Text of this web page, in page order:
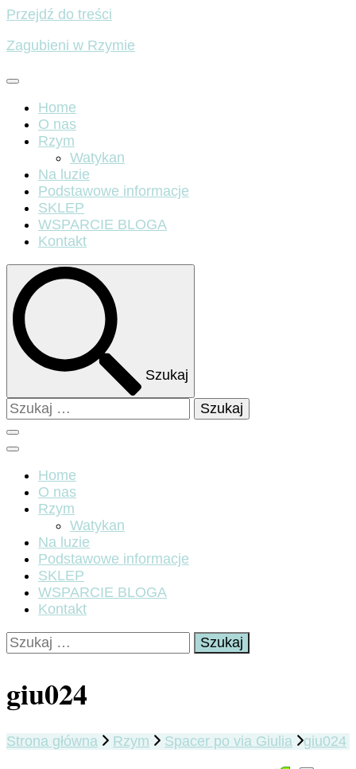
Przejdź do treści
Zagubieni w Rzymie
Home
O nas
Rzym
Watykan
Na luzie
Podstawowe informacje
SKLEP
WSPARCIE BLOGA
Kontakt
Szukaj
Szukaj:
Home
O nas
Rzym
Watykan
Na luzie
Podstawowe informacje
SKLEP
WSPARCIE BLOGA
Kontakt
Szukaj:
giu024
Strona główna Rzym Spacer po via Giulia giu024